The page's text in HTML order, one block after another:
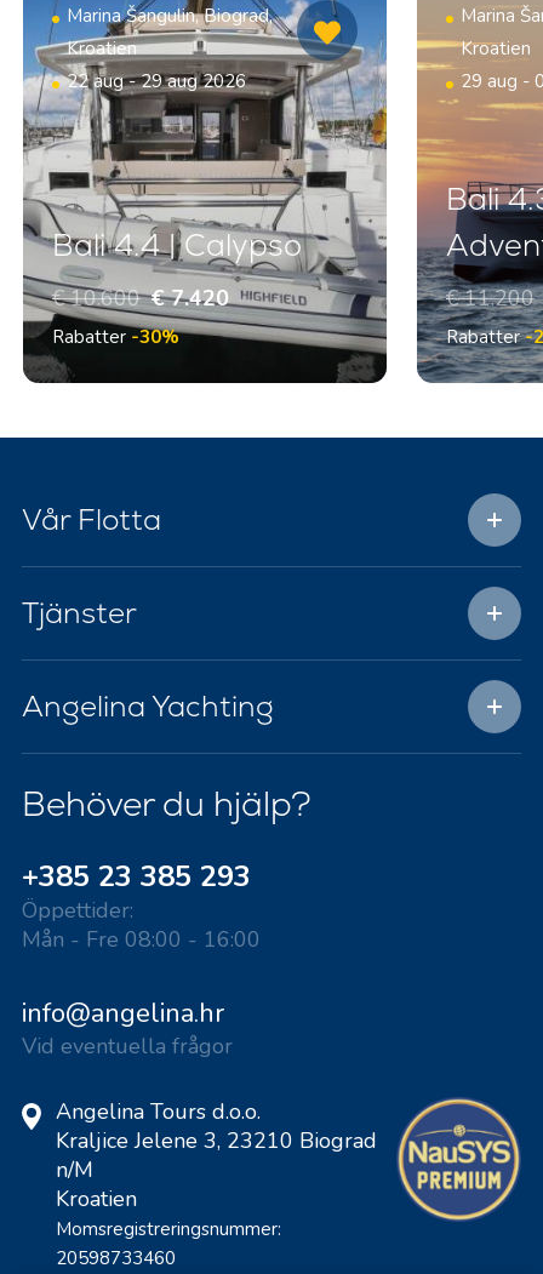
Marina Šangulin, Biograd,
Kroatien
22 aug - 29 aug 2026
Bali 4.4 | Calypso
€ 10.600 € 7.420
Rabatter -30%
Marina
Kroatien
29 aug -
Bali
€ 11.200
Rabatter-
Vår Flotta
Tjänster
Angelina Yachting
Behöver du hjälp?
+385 23 385 293
Öppettider:
Mån - Fre 08:00 - 16:00
info@angelina.hr
Vid eventuella frågor
Angelina Tours d.o.o.
Kraljice Jelene 3, 23210 Biograd
n/M
Kroatien
Momsregistreringsnummer:
20598733460